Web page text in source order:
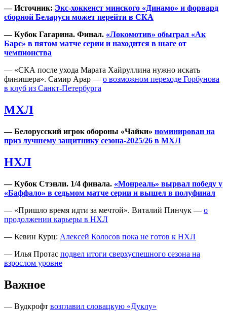
— Источник: Экс-хоккеист минского «Динамо» и форвард
сборной Беларуси может перейти в СКА
— Кубок Гагарина. Финал. «Локомотив» обыграл «Ак
Барс» в пятом матче серии и находится в шаге от
чемпионства
— «СКА после ухода Марата Хайруллина нужно искать
финишера». Самир Арар — о возможном переходе Горбунова
в клуб из Санкт-Петербурга
МХЛ
— Белорусский игрок обороны «Чайки» номинирован на
приз лучшему защитнику сезона-2025/26 в МХЛ
НХЛ
— Кубок Стэнли. 1/4 финала. «Монреаль» вырвал победу у
«Баффало» в седьмом матче серии и вышел в полуфинал
— «Пришло время идти за мечтой». Виталий Пинчук — о
продолжении карьеры в НХЛ
— Кевин Курц: Алексей Колосов пока не готов к НХЛ
— Илья Протас подвел итоги сверхуспешного сезона на
взрослом уровне
Важное
— Вудкрофт возглавил словацкую «Дуклу»